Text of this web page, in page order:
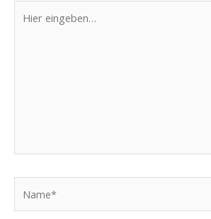
eingeben…